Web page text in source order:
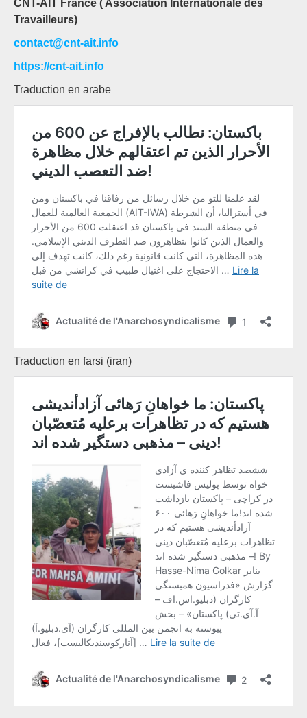
CNT-AIT France ( Association Internationale des
Travailleurs)
contact@cnt-ait.info
https://cnt-ait.info
Traduction en arabe
Traduction en farsi (iran)